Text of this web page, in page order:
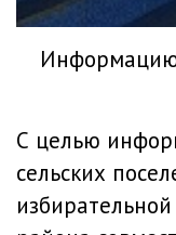
С целью
сельских